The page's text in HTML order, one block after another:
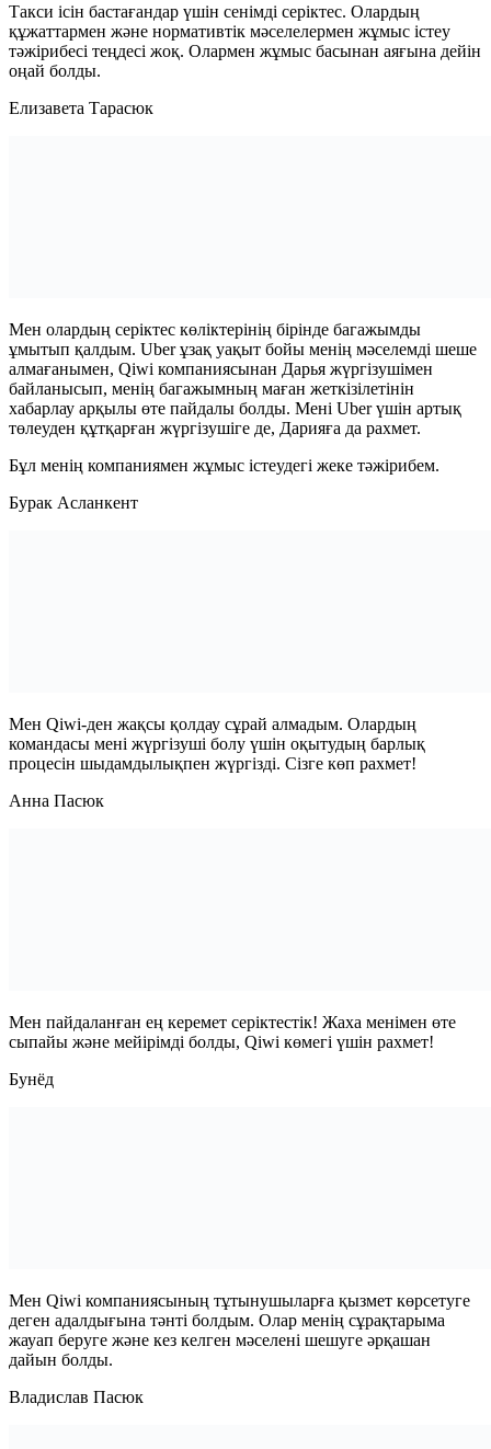
Такси ісін бастағандар үшін сенімді серіктес. Олардың
құжаттармен және нормативтік мәселелермен жұмыс істеу
тәжірибесі теңдесі жоқ. Олармен жұмыс басынан аяғына дейін
оңай болды.
Елизавета Тарасюк
Мен олардың серіктес көліктерінің бірінде багажымды
ұмытып қалдым. Uber ұзақ уақыт бойы менің мәселемді шеше
алмағанымен, Qiwi компаниясынан Дарья жүргізушімен
байланысып, менің багажымның маған жеткізілетінін
хабарлау арқылы өте пайдалы болды. Мені Uber үшін артық
төлеуден құтқарған жүргізушіге де, Дарияға да рахмет.
Бұл менің компаниямен жұмыс істеудегі жеке тәжірибем.
Бурак Асланкент
Мен Qiwi-ден жақсы қолдау сұрай алмадым. Олардың
командасы мені жүргізуші болу үшін оқытудың барлық
процесін шыдамдылықпен жүргізді. Сізге көп рахмет!
Анна Пасюк
Мен пайдаланған ең керемет серіктестік! Жаха менімен өте
сыпайы және мейірімді болды, Qiwi көмегі үшін рахмет!
Бунёд
Мен Qiwi компаниясының тұтынушыларға қызмет көрсетуге
деген адалдығына тәнті болдым. Олар менің сұрақтарыма
жауап беруге және кез келген мәселені шешуге әрқашан
дайын болды.
Владислав Пасюк